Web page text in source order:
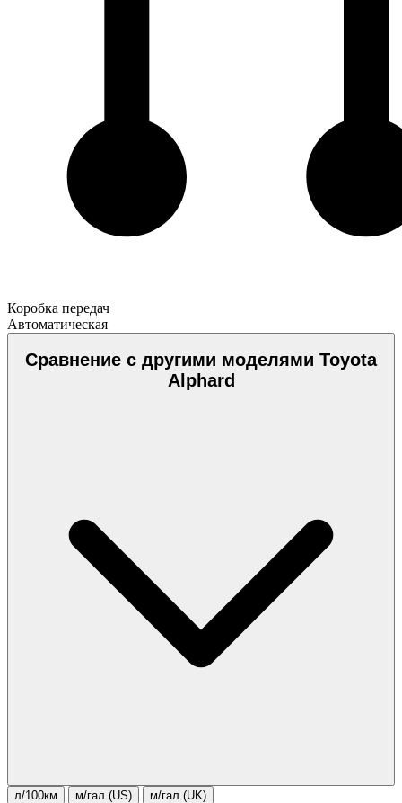
Коробка передач
Автоматическая
Сравнение с другими моделями Toyota
Alphard
л/100км м/гал.(US) м/гал.(UK)